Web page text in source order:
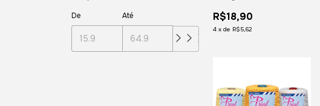
De
Até R$18,90
4 xde R$5,62